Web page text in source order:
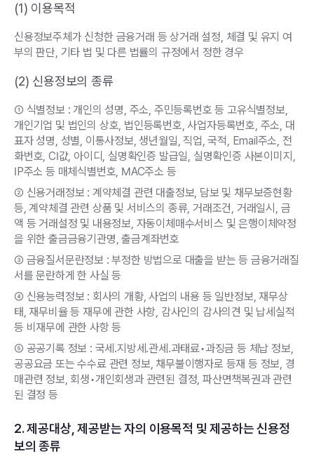
(1) 이용목적
신용정보주체가 신청한 금융거래 등 상거래 설정, 체결 및 유지 여
부의 판단, 기타 법 및 다른 법률의 규정에서 정한 경우
(2) 신용정보의 종류
식별정보 : 개인의 성명, 주소, 주민등록번호 등 고유식별정보,
개인기업 및 법인의 상호, 법인등록번호, 사업자등록번호, 주소, 대
표자 성명, 성별, 이통사정보, 생년월일, 직업, 국적, Email주소, 전
화번호, CI값, 아이디, 실명확인증 발급일, 실명확인증 사본이미지,
IP주소 등 매체식별번호, MAC주소 등
신용거래정보 : 계약체결 관련 대출정보, 담보 및 채무보증현황
등, 계약체결 관련 상품 및 서비스의 종류, 거래조건, 거래일시, 금
액 등 거래설정 및 내용정보, 자동이체매수서비스 및 은행이체약정
을 위한 출금금융기관명, 출금계좌번호
금융질서문란정보 : 부정한 방법으로 대출을 받는 등 금융거래질
서를 문란하게 한 사실 등
신용능력정보 : 회사의 개황, 사업의 내용 등 일반정보, 재무상
태, 재무비율 등 재무에 관한 사항, 감사인의 감사의견 및 납세실적
등 비재무에 관한 사항 등
공공기록 정보 : 국세.지방세.관세.과태료•과징금 등 체납 정보,
공공요금 또는 수수료 관련 정보, 채무불이행자로 등재 등 정보, 경
매관련 정보, 회생•개인회생과 관련된 결정, 파산면책복권과 관련
된 결정 등
2. 제공대상, 제공받는 자의 이용목적 및 제공하는 신용정
보의 종류
푸른씨앗 기금 현황
포트폴리오 현황
삼성자산운용 푸른씨앗 운용현황
알기 쉬운 운용보고
기금운용 따라잡기
투자정보
포스트
영상
ETF 필터 검색
펀드 필터 검색
마이페이지
임직원 교육
가입자 교육
정보 수정